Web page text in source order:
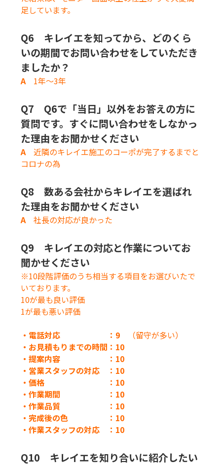
足しています。
Q6 キレイエを知ってから、どのくら
いの期間でお問い合わせをしていただき
ましたか？
A 1年〜3年
Q7 Q6で「当日」以外をお答えの方に
質問です。すぐに問い合わせをしなかっ
た理由をお聞かせください
A 近隣のキレイエ施工のコーポが完了するまでと
コロナの為
Q8 数ある会社からキレイエを選ばれ
た理由をお聞かせください
A 社長の対応が良かった
Q9 キレイエの対応と作業についてお
聞かせください
※10段階評価のうち相当する項目をお選びいたで
いております。
10が最も良い評価
1が最も悪い評価
・電話対応 ：9
（留守が多い）
・お見積もりまでの時間：10
・提案内容 ：10
・営業スタッフの対応 ：10
・価格 ：10
・作業期間 ：10
・作業品質 ：10
・完成後の色 ：10
・作業スタッフの対応 ：10
Q10 キレイエを知り合いに紹介したい